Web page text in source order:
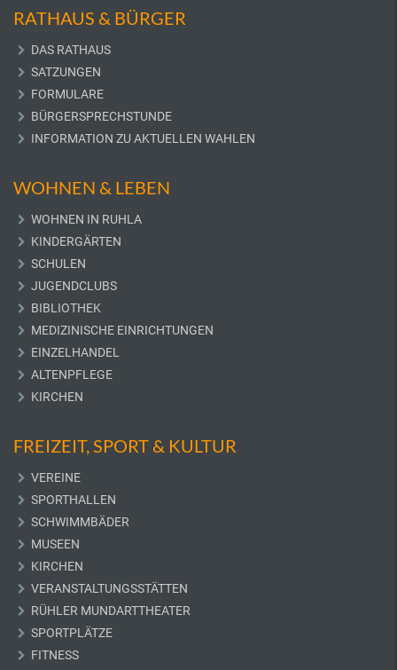
RATHAUS & BÜRGER
DAS RATHAUS
SATZUNGEN
FORMULARE
BÜRGERSPRECHSTUNDE
INFORMATION ZU AKTUELLEN WAHLEN
WOHNEN & LEBEN
WOHNEN IN RUHLA
KINDERGÄRTEN
SCHULEN
JUGENDCLUBS
BIBLIOTHEK
MEDIZINISCHE EINRICHTUNGEN
EINZELHANDEL
ALTENPFLEGE
KIRCHEN
FREIZEIT, SPORT & KULTUR
VEREINE
SPORTHALLEN
SCHWIMMBÄDER
MUSEEN
KIRCHEN
VERANSTALTUNGSSTÄTTEN
RÜHLER MUNDARTTHEATER
SPORTPLÄTZE
FITNESS